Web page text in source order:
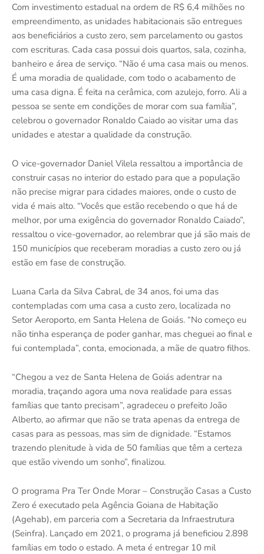
Com investimento estadual na ordem de R$ 6,4 milhões no
empreendimento, as unidades habitacionais são entregues
aos beneficiários a custo zero, sem parcelamento ou gastos
com escrituras. Cada casa possui dois quartos, sala, cozinha,
banheiro e área de serviço. “Não é uma casa mais ou menos.
É uma moradia de qualidade, com todo o acabamento de
uma casa digna. É feita na cerâmica, com azulejo, forro. Ali a
pessoa se sente em condições de morar com sua família”,
celebrou o governador Ronaldo Caiado ao visitar uma das
unidades e atestar a qualidade da construção.
O vice-governador Daniel Vilela ressaltou a importância de
construir casas no interior do estado para que a população
não precise migrar para cidades maiores, onde o custo de
vida é mais alto. “Vocês que estão recebendo o que há de
melhor, por uma exigência do governador Ronaldo Caiado”,
ressaltou o vice-governador, ao relembrar que já são mais de
150 municípios que receberam moradias a custo zero ou já
estão em fase de construção.
Luana Carla da Silva Cabral, de 34 anos, foi uma das
contempladas com uma casa a custo zero, localizada no
Setor Aeroporto, em Santa Helena de Goiás. “No começo eu
não tinha esperança de poder ganhar, mas cheguei ao final e
fui contemplada”, conta, emocionada, a mãe de quatro filhos.
“Chegou a vez de Santa Helena de Goiás adentrar na
moradia, traçando agora uma nova realidade para essas
famílias que tanto precisam”, agradeceu o prefeito João
Alberto, ao afirmar que não se trata apenas da entrega de
casas para as pessoas, mas sim de dignidade. “Estamos
trazendo plenitude à vida de 50 famílias que têm a certeza
que estão vivendo um sonho”, finalizou.
O programa Pra Ter Onde Morar – Construção Casas a Custo
Zero é executado pela Agência Goiana de Habitação
(Agehab), em parceria com a Secretaria da Infraestrutura
(Seinfra). Lançado em 2021, o programa já beneficiou 2.898
famílias em todo o estado. A meta é entregar 10 mil